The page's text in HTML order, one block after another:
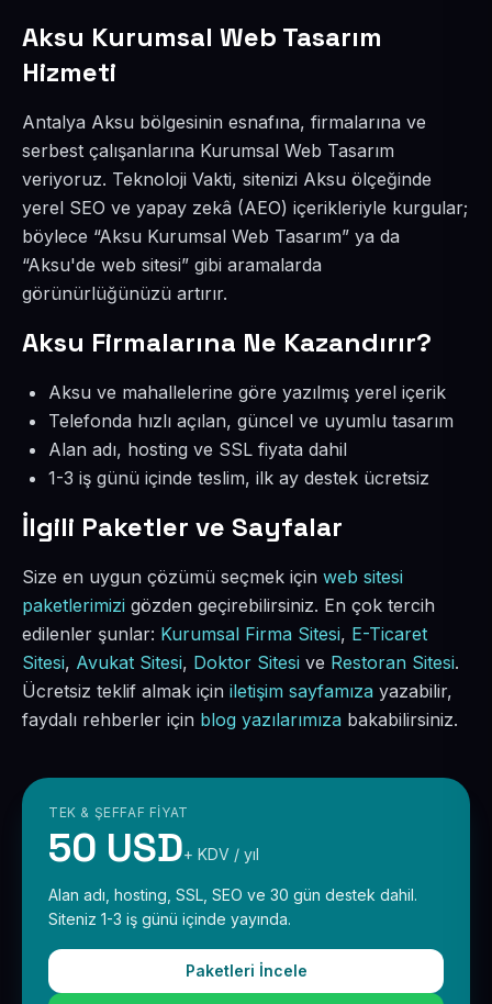
Aksu Kurumsal Web Tasarım
Hizmeti
Antalya Aksu bölgesinin esnafına, firmalarına ve
serbest çalışanlarına Kurumsal Web Tasarım
veriyoruz. Teknoloji Vakti, sitenizi Aksu ölçeğinde
yerel SEO ve yapay zekâ (AEO) içerikleriyle kurgular;
böylece “Aksu Kurumsal Web Tasarım” ya da
“Aksu'de web sitesi” gibi aramalarda
görünürlüğünüzü artırır.
Aksu Firmalarına Ne Kazandırır?
Aksu ve mahallelerine göre yazılmış yerel içerik
Telefonda hızlı açılan, güncel ve uyumlu tasarım
Alan adı, hosting ve SSL fiyata dahil
1-3 iş günü içinde teslim, ilk ay destek ücretsiz
İlgili Paketler ve Sayfalar
Size en uygun çözümü seçmek için web sitesi
paketlerimizi gözden geçirebilirsiniz. En çok tercih
edilenler şunlar: Kurumsal Firma Sitesi, E-Ticaret
Sitesi, Avukat Sitesi, Doktor Sitesi ve Restoran Sitesi.
Ücretsiz teklif almak için iletişim sayfamıza yazabilir,
faydalı rehberler için blog yazılarımıza bakabilirsiniz.
TEK & ŞEFFAF FIYAT
50 USD+ KDV / yıl
Alan adı, hosting, SSL, SEO ve 30 gün destek dahil.
Siteniz 1-3 iş günü içinde yayında.
Paketleri İncele